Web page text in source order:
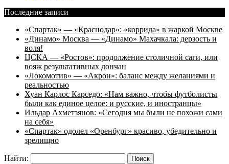
Последние записи
«Спартак» — «Краснодар»: «коррида» в жаркой Москве
«Динамо» Москва — «Динамо» Махачкала: дерзость и
воля!
ЦСКА — «Ростов»: продолжение столичной саги, или
вояж результативных дончан
«Локомотив» — «Акрон»: баланс между желаниями и
реальностью
Хуан Карлос Карседо: «Нам важно, чтобы футболисты
были как единое целое: и русские, и иностранцы»
Ильдар Ахметзянов: «Сегодня мы были не похожи сами
на себя»
«Спартак» одолел «Оренбург» красиво, убедительно и
зрелищно
Найти: